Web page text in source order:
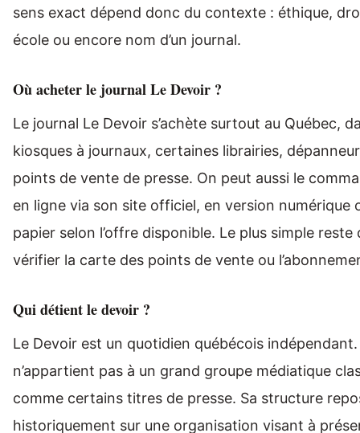
sens exact dépend donc du contexte : éthique,
école ou encore nom d’un journal.
Où acheter le journal Le Devoir ?
Le journal Le Devoir s’achète surtout au Québec,
kiosques à journaux, certaines librairies,
points de vente de presse. On peut aussi le
en ligne via son site officiel, en version numérique
papier selon l’offre disponible. Le plus simple reste
vérifier la carte des points de vente ou
Qui détient le devoir ?
Le Devoir est un quotidien québécois indépendant.
n’appartient pas à un grand groupe médiatique
comme certains titres de presse. Sa structure
historiquement sur une organisation visant à